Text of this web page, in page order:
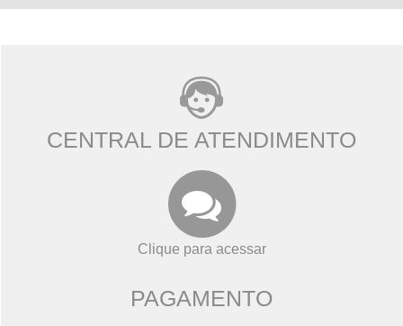
CENTRAL DE ATENDIMENTO
Clique para acessar
PAGAMENTO